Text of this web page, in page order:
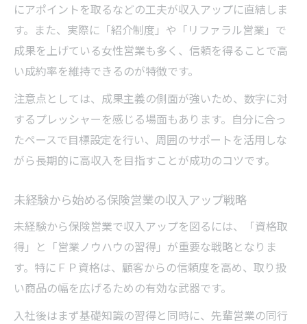
にアポイントを取るなどの工夫が収入アップに直結しま
す。また、実際に「紹介制度」や「リファラル営業」で
成果を上げている女性営業も多く、信頼を得ることで高
い成約率を維持できるのが特徴です。
注意点としては、成果主義の側面が強いため、数字に対
するプレッシャーを感じる場面もあります。自分に合っ
たペースで目標設定を行い、周囲のサポートを活用しな
がら長期的に高収入を目指すことが成功のコツです。
未経験から始める保険営業の収入アップ戦略
未経験から保険営業で収入アップを図るには、「資格取
得」と「営業ノウハウの習得」が重要な戦略となりま
す。特にＦＰ資格は、顧客からの信頼度を高め、取り扱
い商品の幅を広げるための有効な武器です。
入社後はまず基礎知識の習得と同時に、先輩営業の同行